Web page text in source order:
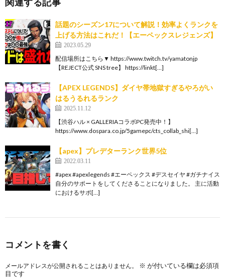
話題のシーズン17について解説！効率よくランクを
上げる方法はこれだ！【エーペックスレジェンズ】
2023.05.29
配信場所はこちら▼ https://www.twitch.tv/yamatonjp
【REJECT公式 SNS tree】 https://linkt[…]
【APEX LEGENDS】ダイヤ帯地獄すぎるやろがい
はるうるれるランク
2025.11.12
【渋谷ハル × GALLERIAコラボPC発売中！】
https://www.dospara.co.jp/5gamepc/cts_collab_shi[…]
【apex】プレデターランク世界5位
2022.03.11
#apex #apexlegends #エーペックス #デスセイヤ #ガチナイス
自分のサポートをしてくださることになりました。 主に活動
におけるサポ[…]
コメントを書く
メールアドレスが公開されることはありません。 ※ が付いている欄は必須項
目です